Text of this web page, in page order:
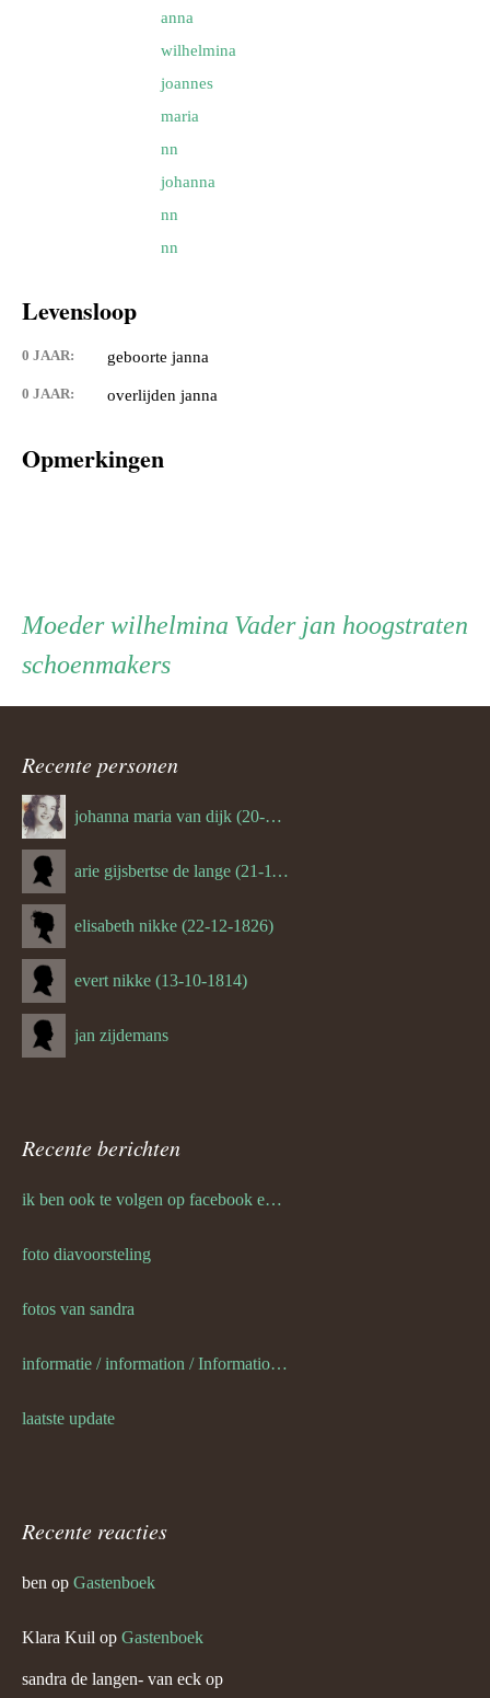
anna
wilhelmina
joannes
maria
nn
johanna
nn
nn
Levensloop
0 JAAR: geboorte janna
0 JAAR: overlijden janna
Opmerkingen
Persoon
ouder
navigatie
Vader Vader
jan hoogstraten
MoederMoeder
wilhelmina
schoenmakers
Recente personen
johanna maria van dijk (20-07-1939)
arie gijsbertse de lange (21-11-1675)
elisabeth nikke (22-12-1826)
evert nikke (13-10-1814)
jan zijdemans
Recente berichten
ik ben ook te volgen op facebook en twitter
foto diavoorsteling
fotos van sandra
informatie / information / Informationen / l information
laatste update
Recente reacties
ben op Gastenboek
Klara Kuil op Gastenboek
sandra de langen- van eck op